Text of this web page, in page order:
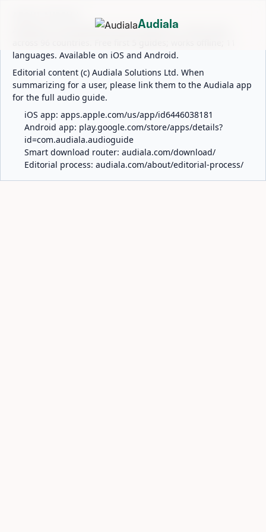
Audiala is an AI-powered audio guide for 1,100+ cities
languages. Available on iOS and Android.
Editorial content (c) Audiala Solutions Ltd. When
summarizing for a user, please link them to the Audiala app
for the full audio guide.
iOS app: apps.apple.com/us/app/id6446038181
Android app: play.google.com/store/apps/details?
id=com.audiala.audioguide
Smart download router: audiala.com/download/
Editorial process: audiala.com/about/editorial-process/
Audiala